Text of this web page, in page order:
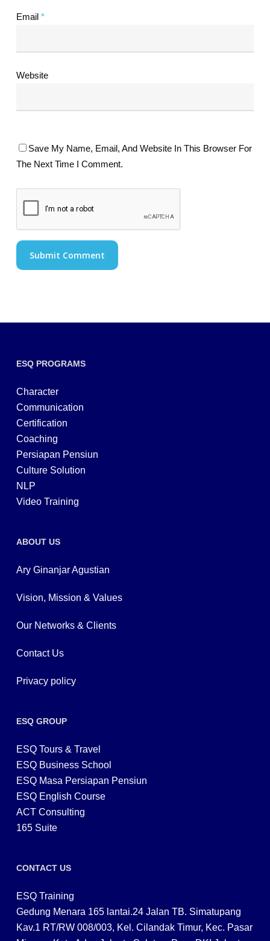
Email *
Website
Save My Name, Email, And Website In This Browser For
The Next Time I Comment.
ESQ PROGRAMS
Character
Communication
Certification
Coaching
Persiapan Pensiun
Culture Solution
NLP
Video Training
ABOUT US
Ary Ginanjar Agustian
Vision, Mission & Values
Our Networks & Clients
Contact Us
Privacy policy
ESQ GROUP
ESQ Tours & Travel
ESQ Business School
ESQ Masa Persiapan Pensiun
ESQ English Course
ACT Consulting
165 Suite
CONTACT US
ESQ Training
Gedung Menara 165 lantai.24 Jalan TB. Simatupang
Kav.1 RT/RW 008/003, Kel. Cilandak Timur, Kec. Pasar